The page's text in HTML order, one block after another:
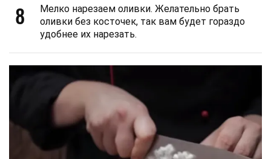
8
Мелко нарезаем оливки. Желательно брать
оливки без косточек, так вам будет гораздо
удобнее их нарезать.